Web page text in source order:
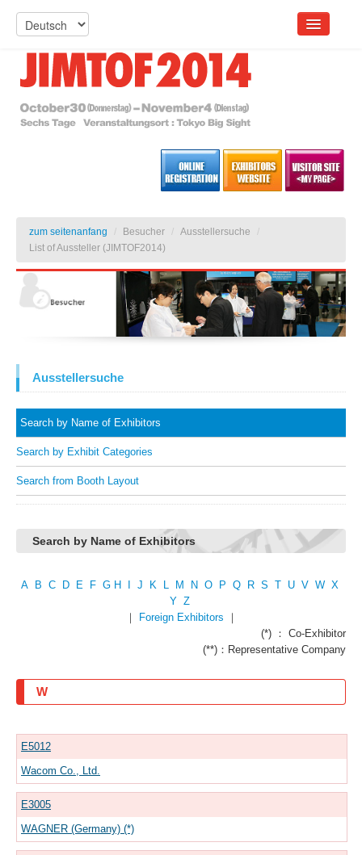
zum seitenanfang / Besucher / Ausstellersuche
/
List of Aussteller (JIMTOF2014)
Ausstellersuche
Search by Name of Exhibitors
Search by Exhibit Categories
Search from Booth Layout
Search by Name of Exhibitors
A B C D E F G H J K L M N O P Q R S T U V W X
Y Z
｜
Foreign Exhibitors ｜
(*) ： Co-Exhibitor
(**)：Representative Company
W
E5012
Wacom Co., Ltd.
E3005
WAGNER (Germany) (*)